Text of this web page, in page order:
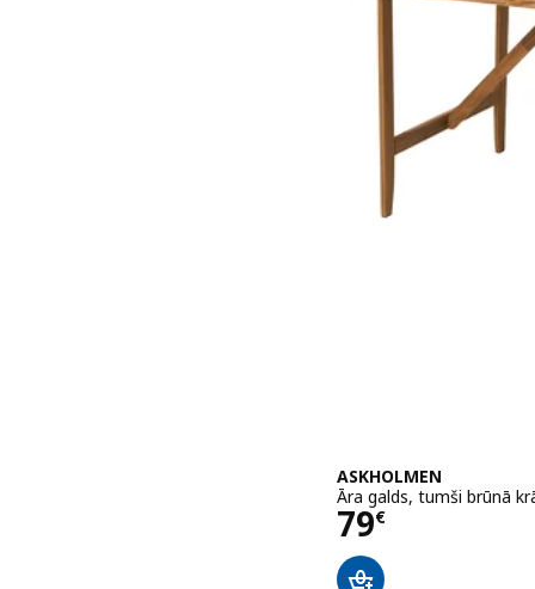
ASKHOLMEN
Āra galds, tumši brūnā
79€
Cena 79€